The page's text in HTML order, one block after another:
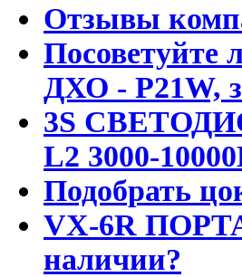
Отзывы
Посоветуйте
ДХО - P21W,
3S
L2 3000-
Подобрать
VX-6R
наличии?